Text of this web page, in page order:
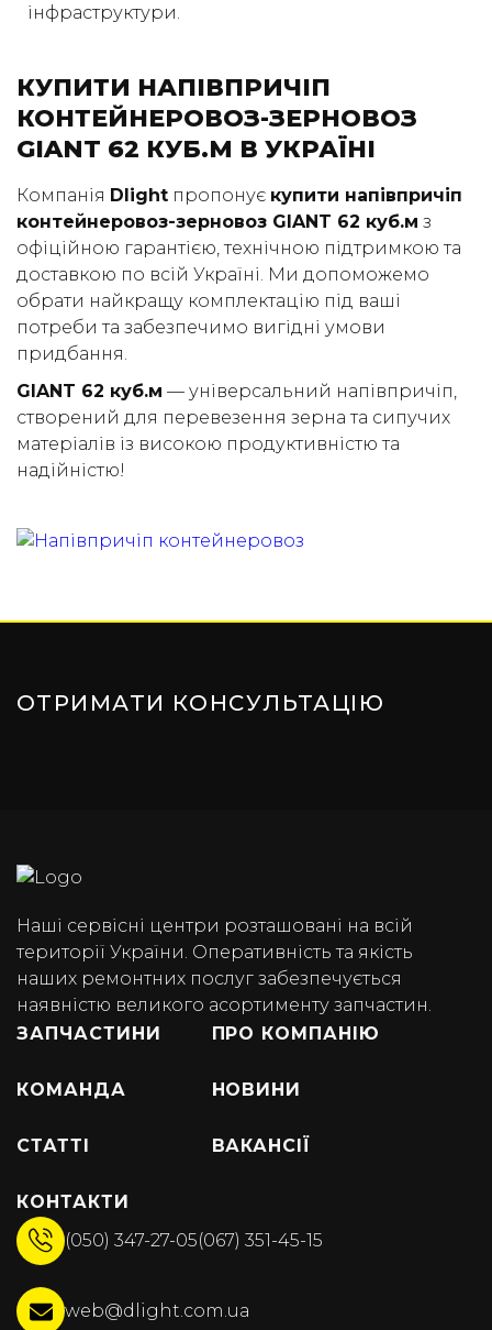
інфраструктури.
КУПИТИ НАПІВПРИЧІП
КОНТЕЙНЕРОВОЗ-ЗЕРНОВОЗ
GIANT 62 КУБ.М В УКРАЇНІ
Компанія Dlight пропонує купити напівпричіп
контейнеровоз-зерновоз GIANT 62 куб.м з
офіційною гарантією, технічною підтримкою та
доставкою по всій Україні. Ми допоможемо
обрати найкращу комплектацію під ваші
потреби та забезпечимо вигідні умови
придбання.
GIANT 62 куб.м — універсальний напівпричіп,
створений для перевезення зерна та сипучих
матеріалів із високою продуктивністю та
надійністю!
ОТРИМАТИ КОНСУЛЬТАЦІЮ
Наші сервісні центри розташовані на всій
території України. Оперативність та якість
наших ремонтних послуг забезпечується
наявністю великого асортименту запчастин.
ЗАПЧАСТИНИ
ПРО КОМПАНІЮ
КОМАНДА НОВИНИ
СТАТТІ ВАКАНСІЇ
КОНТАКТИ
(050) 347-27-05(067) 351-45-15
web@dlight.com.ua